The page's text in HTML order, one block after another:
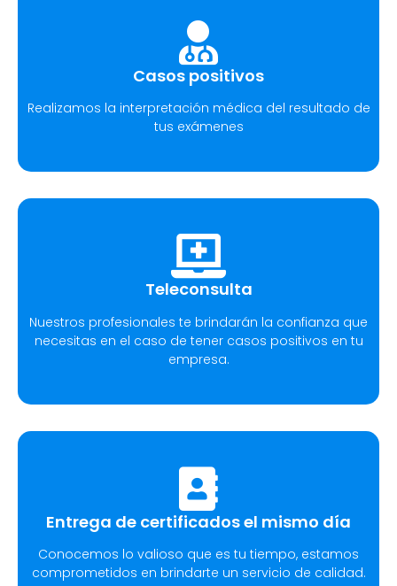
Casos positivos
Realizamos la interpretación médica del resultado de
tus exámenes
Teleconsulta
Nuestros profesionales te brindarán la confianza que
necesitas en el caso de tener casos positivos en tu
empresa.
Entrega de certificados el mismo día
Conocemos lo valioso que es tu tiempo, estamos
comprometidos en brindarte un servicio de calidad.